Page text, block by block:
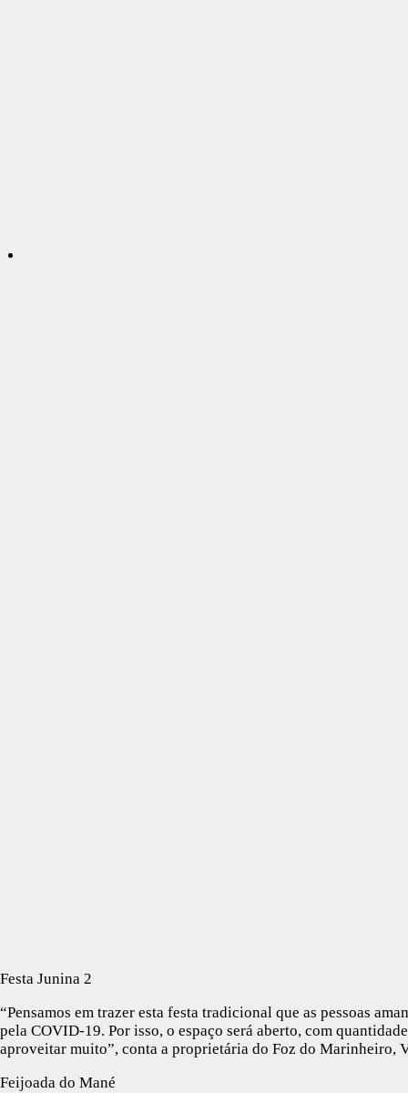
Festa Junina 2
“Pensamos em trazer esta festa tradicional que as pessoas
pela COVID-19. Por isso, o espaço será aberto, com
aproveitar muito”, conta a proprietária do Foz do Marinheiro,
Feijoada do Mané